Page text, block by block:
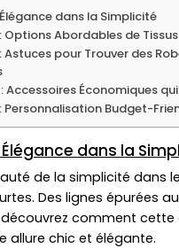
dans la Simplicité
Options Abordables de Tissus
Astuces pour Trouver des
Accessoires Économiques
Personnalisation Budget-
Élégance dans la
de la simplicité dans
Des lignes épurées
comment cette
allure chic et élégante.